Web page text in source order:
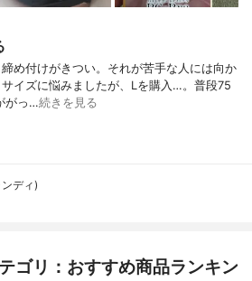
め付けがきつい。それが苦手な人には向か
イズに悩みましたが、Lを購入…。普段75
がっ…続きを見る
ディ)
ゴリ：おすすめ商品ランキン